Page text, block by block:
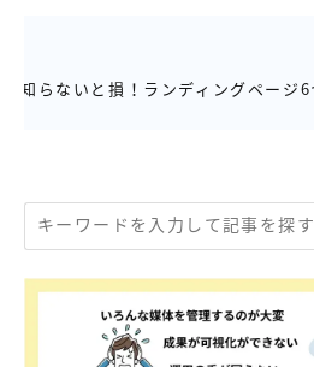
知らないと損！ランディングページ